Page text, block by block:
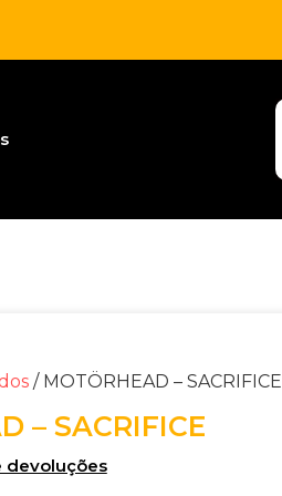
/ MOTÖRHEAD – SACRIFICE
– SACRIFICE
devoluções